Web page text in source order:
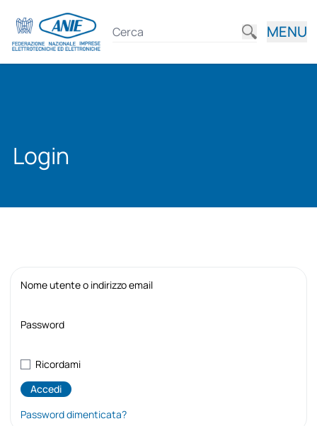
MENU
Login
Nome utente o indirizzo email
Password
Ricordami
Password dimenticata?